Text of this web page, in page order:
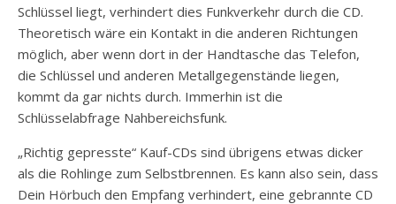
Schlüssel liegt, verhindert dies Funkverkehr durch die CD.
Theoretisch wäre ein Kontakt in die anderen Richtungen
möglich, aber wenn dort in der Handtasche das Telefon,
die Schlüssel und anderen Metallgegenstände liegen,
kommt da gar nichts durch. Immerhin ist die
Schlüsselabfrage Nahbereichsfunk.
„Richtig gepresste“ Kauf-CDs sind übrigens etwas dicker
als die Rohlinge zum Selbstbrennen. Es kann also sein, dass
Dein Hörbuch den Empfang verhindert, eine gebrannte CD